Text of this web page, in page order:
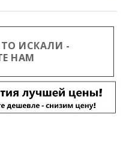
ИСКАЛИ -
НАМ